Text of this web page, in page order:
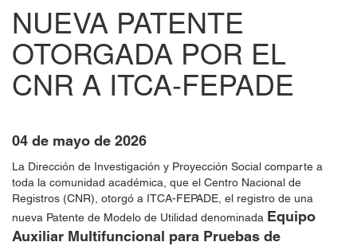
NUEVA PATENTE
OTORGADA POR EL
CNR A ITCA-FEPADE
04 de mayo de 2026
La Dirección de Investigación y Proyección Social comparte a
toda la comunidad académica, que el Centro Nacional de
Registros (CNR), otorgó a ITCA-FEPADE, el registro de una
nueva Patente de Modelo de Utilidad denominada Equipo
Auxiliar Multifuncional para Pruebas de